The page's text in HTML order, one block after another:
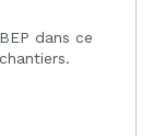
dans ce